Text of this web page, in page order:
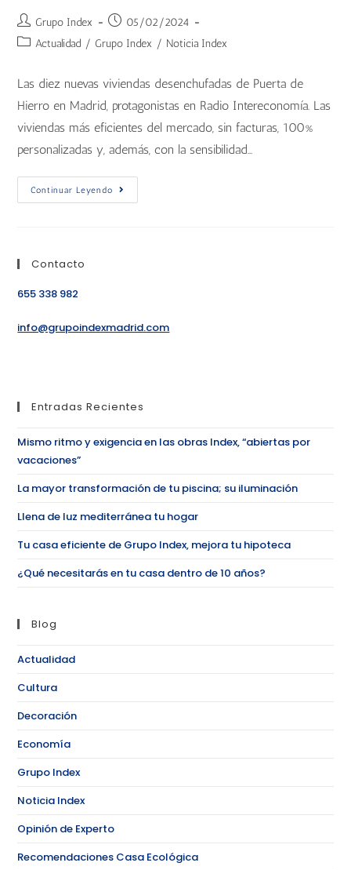
Grupo Index
05/02/2024
Actualidad / Grupo Index / Noticia Index
Las diez nuevas viviendas desenchufadas de Puerta de
Hierro en Madrid, protagonistas en Radio Intereconomía. Las
viviendas más eficientes del mercado, sin facturas, 100%
personalizadas y, además, con la sensibilidad…
Continuar Leyendo
Contacto
655 338 982
info@grupoindexmadrid.com
Entradas Recientes
Mismo ritmo y exigencia en las obras Index, “abiertas por
vacaciones”
La mayor transformación de tu piscina; su iluminación
Llena de luz mediterránea tu hogar
Tu casa eficiente de Grupo Index, mejora tu hipoteca
¿Qué necesitarás en tu casa dentro de 10 años?
Blog
Actualidad
Cultura
Decoración
Economía
Grupo Index
Noticia Index
Opinión de Experto
Recomendaciones Casa Ecológica